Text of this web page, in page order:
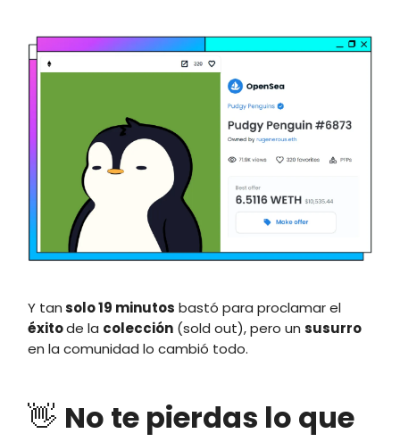
Y tansolo 19 minutos bastó para proclamar el
éxitode la colección (sold out), pero un susurro
en la comunidad lo cambió todo.
👋 No te pierdas lo que